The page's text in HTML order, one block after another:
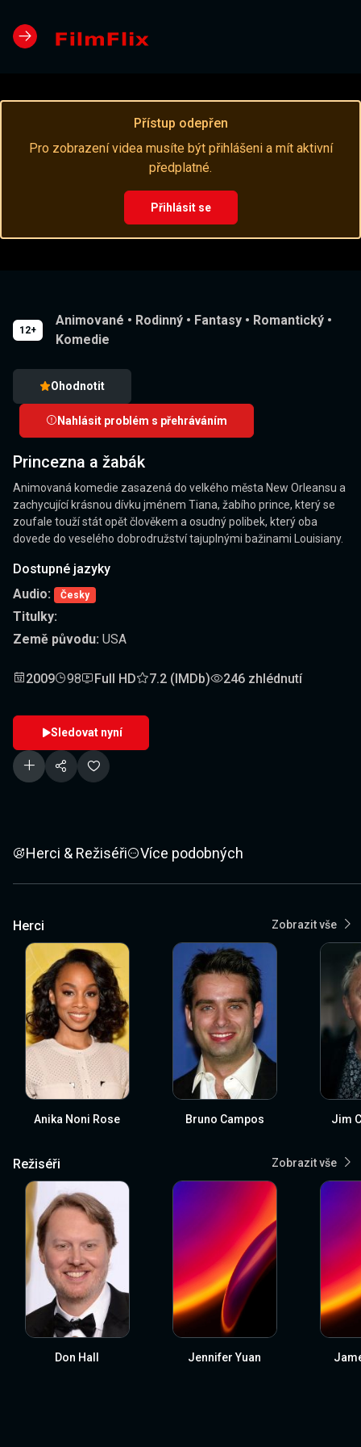
Přístup odepřen
Pro zobrazení videa musíte být přihlášeni a mít aktivní
předplatné.
Přihlásit se
12+
Animované • Rodinný • Fantasy • Romantický •
Komedie
Ohodnotit
Nahlásit problém s přehráváním
Princezna a žabák
Animovaná komedie zasazená do velkého města New Orleansu a
zachycující krásnou dívku jménem Tiana, žabího prince, který se
zoufale touží stát opět člověkem a osudný polibek, který oba
dovede do veselého dobrodružství tajuplnými bažinami Louisiany.
Dostupné jazyky
Audio:
Česky
Titulky:
Země původu: USA
2009 98 Full HD 7.2 (IMDb) 246 zhlédnutí
Sledovat nyní
Herci & Režiséři Více podobných
Herci Zobrazit vše
Anika Noni Rose Bruno Campos Jim
Režiséři Zobrazit vše
Don Hall Jennifer Yuan